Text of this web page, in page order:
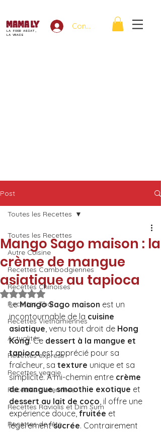
LA FOOD ASIAT,
LA VRAIE
Connexion
Post
Toutes les Recettes
Autre Cuisine
Recettes Cambodgiennes
Recettes Chinoises
Recettes Thaï
Recettes Vietnamiennes
Actualités
Recettes express
Recettes veggie
Recettes gluten-free
Recettes Raviolis et Dim Sum
Recettes de fête
Toutes les Recettes
Mango Sago maison : la
crème de mangue
asiatique au tapioca
Noté NaN étoiles sur 5.
Le Mango Sago maison est un
incontournable de la cuisine
asiatique, venu tout droit de Hong
Kong. Ce dessert à la mangue et
tapioca est apprécié pour sa
fraîcheur, sa texture unique et sa
simplicité. À mi-chemin entre crème
de mangue, smoothie exotique et
dessert au lait de coco, il offre une
expérience douce, fruitée et
légèrement sucrée. Contrairement